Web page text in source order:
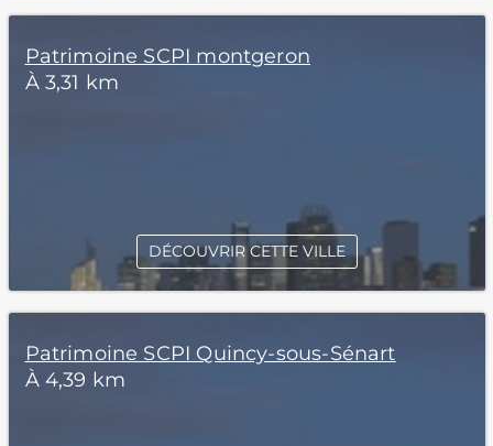
Patrimoine SCPI montgeron
À 3,31 km
DÉCOUVRIR CETTE VILLE
Patrimoine SCPI Quincy-sous-Sénart
À 4,39 km